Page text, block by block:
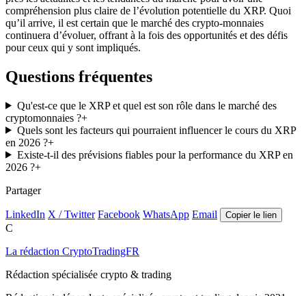
compréhension plus claire de l’évolution potentielle du XRP. Quoi
qu’il arrive, il est certain que le marché des crypto-monnaies
continuera d’évoluer, offrant à la fois des opportunités et des défis
pour ceux qui y sont impliqués.
Questions fréquentes
Qu'est-ce que le XRP et quel est son rôle dans le marché des
cryptomonnaies ?+
Quels sont les facteurs qui pourraient influencer le cours du XRP
en 2026 ?+
Existe-t-il des prévisions fiables pour la performance du XRP en
2026 ?+
Partager
LinkedIn X / Twitter Facebook WhatsApp Email Copier le lien
C
La rédaction CryptoTradingFR
Rédaction spécialisée crypto & trading